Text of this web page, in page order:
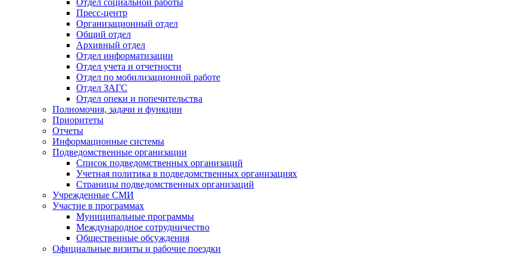
Отдел социальной работы
Пресс-центр
Организационный отдел
Общий отдел
Архивный отдел
Отдел информатизации
Отдел учета и отчетности
Отдел по мобилизационной работе
Отдел ЗАГС
Отдел опеки и попечительства
Полномочия, задачи и функции
Приоритеты
Отчеты
Информационные системы
Подведомственные организации
Список подведомственных организаций
Учетная политика в подведомственных организациях
Страницы подведомственных организаций
Учрежденные СМИ
Участие в программах
Муниципальные программы
Международное сотрудничество
Общественные обсуждения
Официальные визиты и рабочие поездки